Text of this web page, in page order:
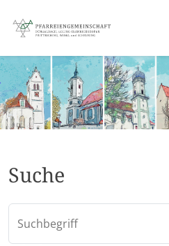
Suche
Suchbegriff